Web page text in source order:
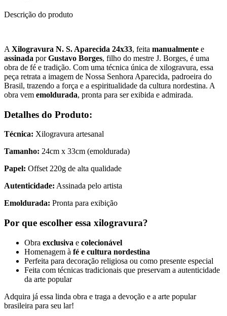
Descrição do produto
A Xilogravura N. S. Aparecida 24x33, feita manualmente e
assinada porGustavo Borges, filho do mestre J. Borges, é uma
obra de fé e tradição. Com uma técnica única de xilogravura, essa
peça retrata a imagem de Nossa Senhora Aparecida, padroeira do
Brasil, trazendo a força e a espiritualidade da cultura nordestina. A
obra vem emoldurada, pronta para ser exibida e admirada.
Detalhes do Produto:
Técnica: Xilogravura artesanal
Tamanho: 24cm x 33cm (emoldurada)
Papel: Offset 220g de alta qualidade
Autenticidade: Assinada pelo artista
Emoldurada: Pronta para exibição
Por que escolher essa xilogravura?
Obra exclusiva e colecionável
Homenagem à fé e cultura nordestina
Perfeita para decoração religiosa ou como presente especial
Feita com técnicas tradicionais que preservam a autenticidade
da arte popular
Adquira já essa linda obra e traga a devoção e a arte popular
brasileira para seu lar!